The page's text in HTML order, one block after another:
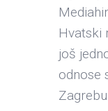
Hvatski
još
odnose